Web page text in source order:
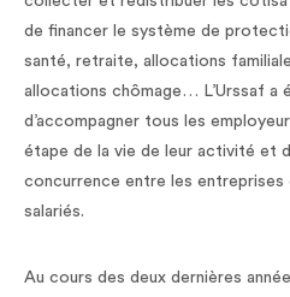
de financer le système de
santé, retraite, allocations
allocations chômage… ‍L’Urssaf a
d’accompagner tous les
étape de la vie de leur activité et
concurrence entre les
salariés.
Au cours des deux dernières